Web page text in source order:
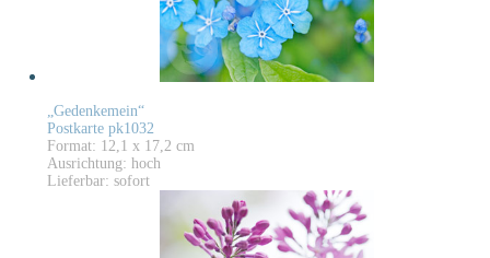
„Gedenkemein“
Postkarte pk1032
Format: 12,1 x 17,2 cm
Ausrichtung: hoch
Lieferbar: sofort